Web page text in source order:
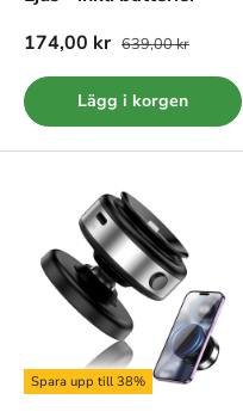
174,00 kr 639,00 kr
Lägg i korgen
Spara upp till 38%